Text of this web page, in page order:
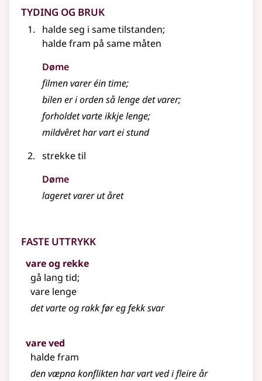
Tyding og bruk
halde seg i same tilstanden;
halde fram på same måten
Døme
filmen varer éin time;
bilen er i orden så lenge det varer;
forholdet varte ikkje lenge;
mildvêret har vart ei stund
strekke til
Døme
lageret varer ut året
Faste uttrykk
vare og rekke
gå lang tid;
vare lenge
det varte og rakk før eg fekk svar
vare ved
halde fram
den væpna konflikten har vart ved i fleire år